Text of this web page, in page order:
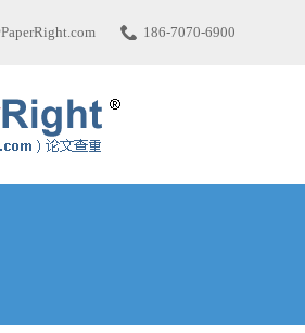
186-7070-6900